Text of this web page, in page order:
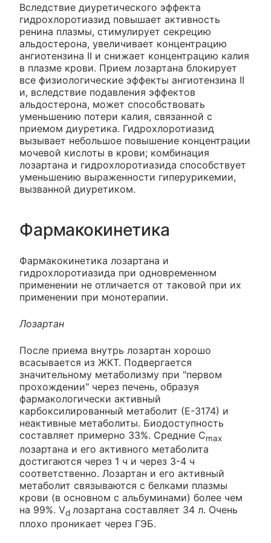
Вследствие диуретического эффекта
гидрохлоротиазид повышает активность
ренина плазмы, стимулирует секрецию
альдостерона, увеличивает концентрацию
ангиотензина II и снижает концентрацию калия
в плазме крови. Прием лозартана блокирует
все физиологические эффекты ангиотензина II
и, вследствие подавления эффектов
альдостерона, может способствовать
уменьшению потери калия, связанной с
приемом диуретика. Гидрохлоротиазид
вызывает небольшое повышение концентрации
мочевой кислоты в крови; комбинация
лозартана и гидрохлоротиазида способствует
уменьшению выраженности гиперурикемии,
вызванной диуретиком.
Фармакокинетика
Фармакокинетика лозартана и
гидрохлоротиазида при одновременном
применении не отличается от таковой при их
применении при монотерапии.
Лозартан
После приема внутрь лозартан хорошо
всасывается из ЖКТ. Подвергается
значительному метаболизму при "первом
прохождении" через печень, образуя
фармакологически активный
карбоксилированный метаболит (Е-3174) и
неактивные метаболиты. Биодоступность
составляет примерно 33%. Средние Cmax
лозартана и его активного метаболита
достигаются через 1 ч и через 3-4 ч
соответственно. Лозартан и его активный
метаболит связываются с белками плазмы
крови (в основном с альбуминами) более чем
на 99%. Vd лозартана составляет 34 л. Очень
плохо проникает через ГЭБ.